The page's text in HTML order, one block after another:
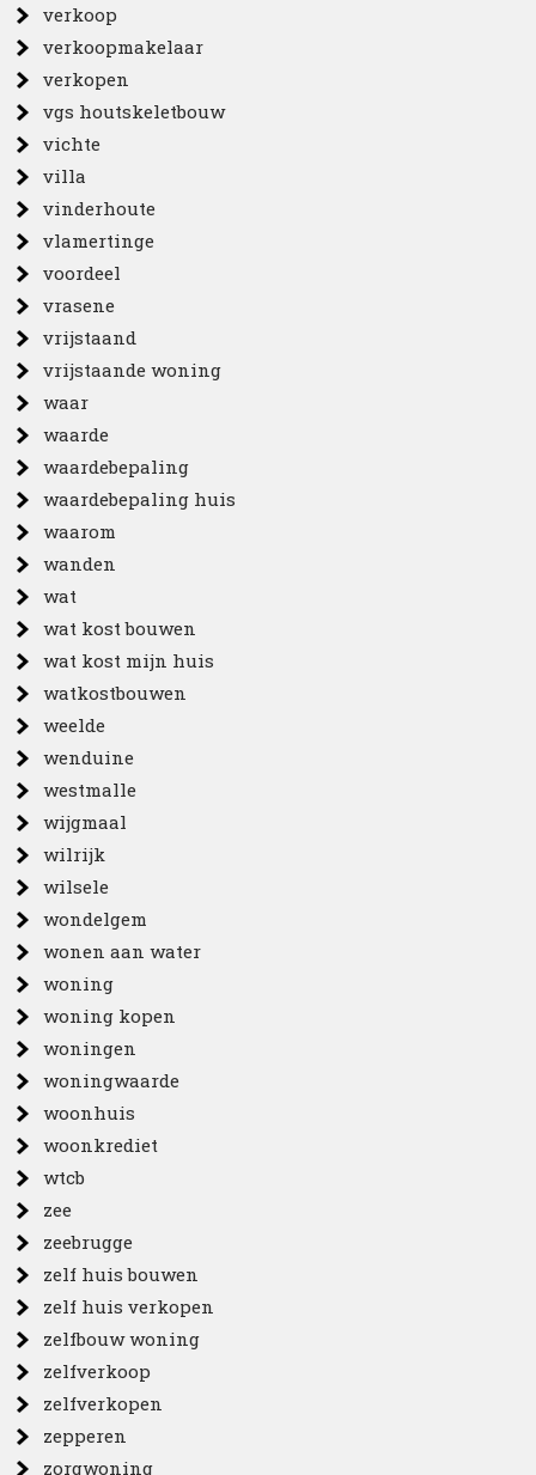
verkoop
verkoopmakelaar
verkopen
vgs houtskeletbouw
vichte
villa
vinderhoute
vlamertinge
voordeel
vrasene
vrijstaand
vrijstaande woning
waar
waarde
waardebepaling
waardebepaling huis
waarom
wanden
wat
wat kost bouwen
wat kost mijn huis
watkostbouwen
weelde
wenduine
westmalle
wijgmaal
wilrijk
wilsele
wondelgem
wonen aan water
woning
woning kopen
woningen
woningwaarde
woonhuis
woonkrediet
wtcb
zee
zeebrugge
zelf huis bouwen
zelf huis verkopen
zelfbouw woning
zelfverkoop
zelfverkopen
zepperen
zorgwoning